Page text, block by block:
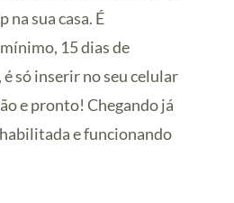
na sua casa. É
15 dias de
só inserir no seu celular
e pronto! Chegando já
e funcionando